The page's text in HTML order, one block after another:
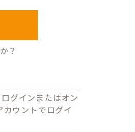
？
グインまたはオン
ウントでログイ